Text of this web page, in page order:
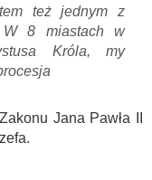
też jednym z
W 8 miastach w
Króla, my
Jana Pawła II